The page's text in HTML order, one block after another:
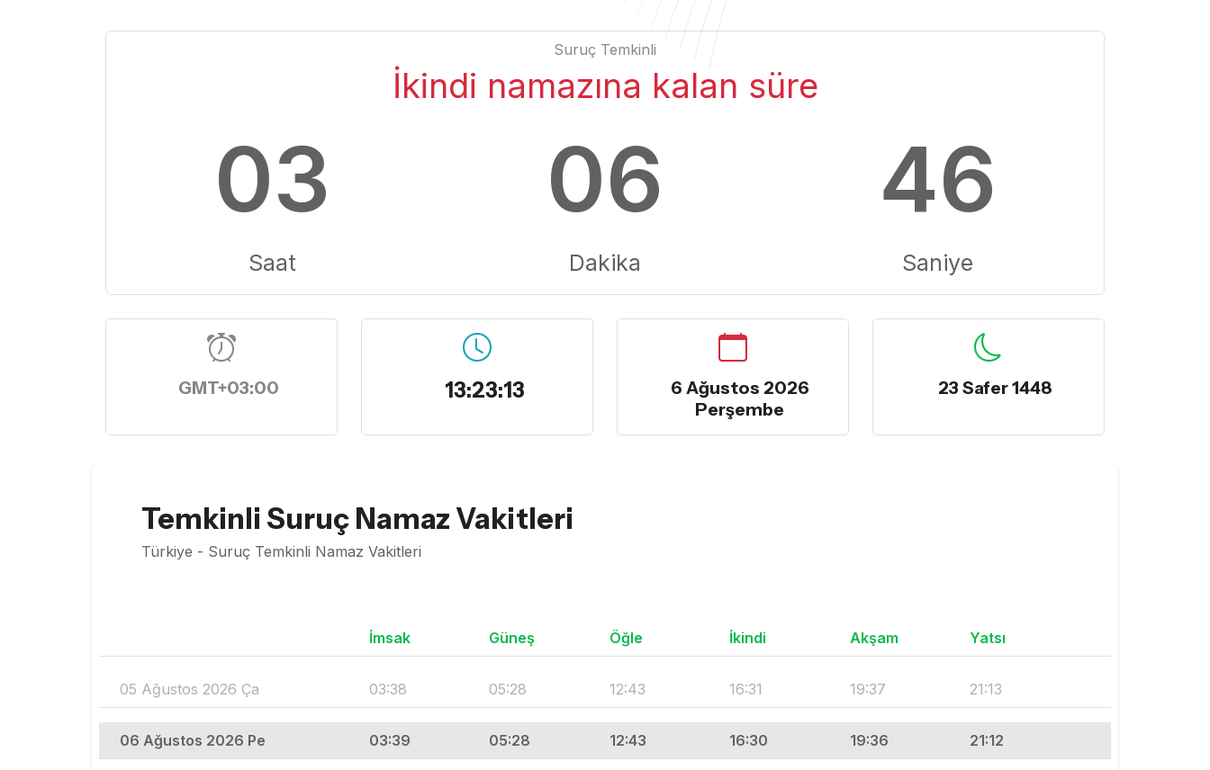
Suruç Temkinli
İkindi namazına kalan süre
03
Saat
06
Dakika
45
Saniye
GMT+03:00 13:23:14
6 Ağustos 2026
Perşembe
23 Safer 1448
Temkinli Suruç Namaz Vakitleri
Türkiye - Suruç Temkinli Namaz Vakitleri
İmsak Güneş Öğle İkindi Akşam Yatsı
05 Ağustos 2026 Ça 03:38 05:28 12:43 16:31 19:37 21:13
06 Ağustos 2026 Pe 03:39 05:28 12:43 16:30 19:36 21:12